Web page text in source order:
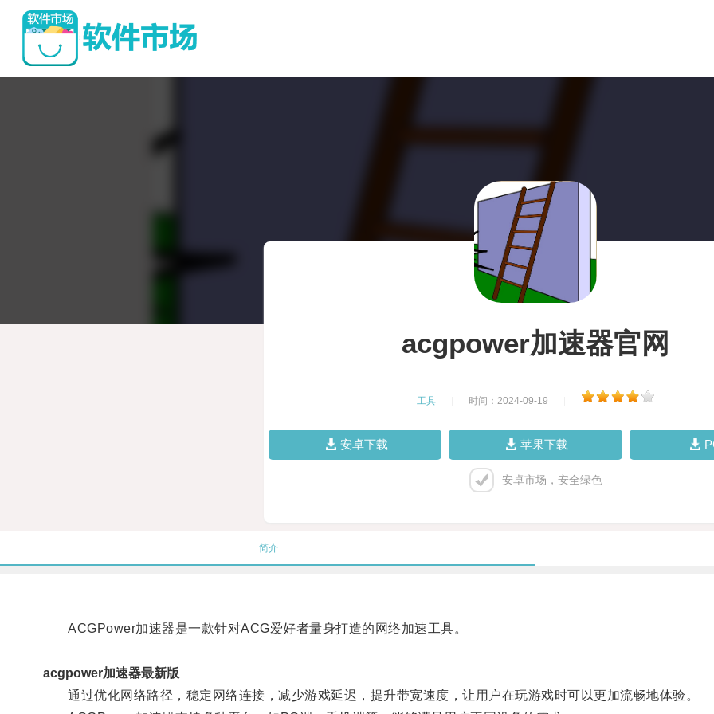
acgpower加速器官网
工具 时间：2024-09-19
安卓下载 苹果下载
安卓市场，安全绿色
简介
ACGPower加速器是一款针对ACG爱好者量身打造的网络加速工具。
acgpower加速器最新版
通过优化网络路径，稳定网络连接，减少游戏延迟，提升带宽速度，让用户在玩游戏时可以更加流畅地体验。